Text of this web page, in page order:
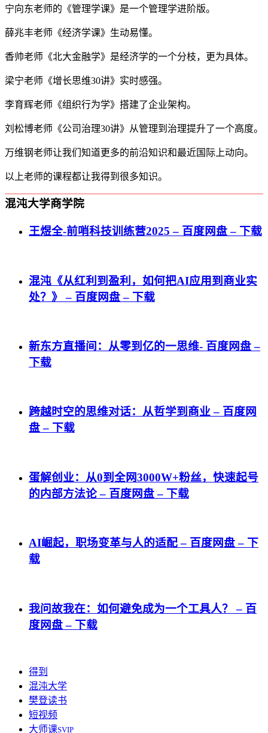
宁向东老师的《管理学课》是一个管理学进阶版。
薛兆丰老师《经济学课》生动易懂。
香帅老师《北大金融学》是经济学的一个分枝，更为具体。
梁宁老师《增长思维30讲》实时感强。
李育辉老师《组织行为学》搭建了企业架构。
刘松博老师《公司治理30讲》从管理到治理提升了一个高度。
万维钢老师让我们知道更多的前沿知识和最近国际上动向。
以上老师的课程都让我得到很多知识。
混沌大学商学院
王煜全-前哨科技训练营2025 – 百度网盘 – 下载
混沌《从红利到盈利，如何把AI应用到商业实
处？》 – 百度网盘 – 下载
新东方直播间：从零到亿的一思维- 百度网盘 –
下载
跨越时空的思维对话：从哲学到商业 – 百度网
盘 – 下载
蛋解创业：从0到全网3000W+粉丝，快速起号
的内部方法论 – 百度网盘 – 下载
AI崛起，职场变革与人的适配 – 百度网盘 – 下
载
我问故我在：如何避免成为一个工具人？ – 百
度网盘 – 下载
得到
混沌大学
樊登读书
短视频
大师课SVIP